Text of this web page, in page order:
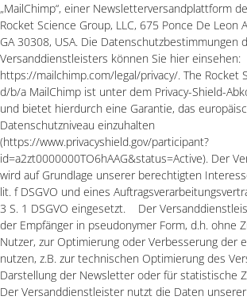
„MailChimp“, einer Newsletterversandplattform
Rocket Science Group, LLC, 675 Ponce De Leon
GA 30308, USA. Die Datenschutzbestimmungen
Versanddienstleisters können Sie hier einsehen:
https://mailchimp.com/legal/privacy/. The Rocket
d/b/a MailChimp ist unter dem Privacy-Shield-
und bietet hierdurch eine Garantie, das
Datenschutzniveau einzuhalten
(https://www.privacyshield.gov/participant?
id=a2zt0000000TO6hAAG&status=Active). Der
wird auf Grundlage unserer berechtigten
lit. f DSGVO und eines
3 S. 1 DSGVO eingesetzt. Der
der Empfänger in pseudonymer Form, d.h. ohne
Nutzer, zur Optimierung oder Verbesserung der
nutzen, z.B. zur technischen Optimierung des
Darstellung der Newsletter oder für statistische
Der Versanddienstleister nutzt die Daten unserer